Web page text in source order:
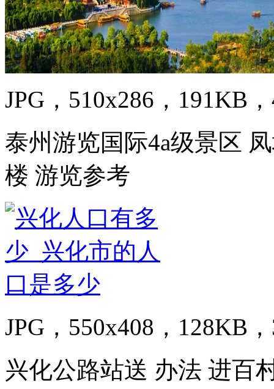
JPG，510x286，191KB
泰州游览国际4a级景区
楼 游览参考
JPG，550x408，128KB
兴化公路站送 办法 进百